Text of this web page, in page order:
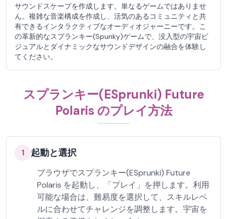
サウンドスケープを作成します。単なるゲームではありませ
ん。複雑な音楽構成を作成し、活気のあるコミュニティと共
有できるインタラクティブなオーディオジャーニーです。こ
の革新的なスプランキー(Spunky)ゲームで、没入型の宇宙ビ
ジュアルとダイナミックなサウンドデザインの融合を体験し
てください。
スプランキー(ESprunki) Future
Polaris のプレイ方法
1 起動と選択
ブラウザでスプランキー(ESprunki) Future
Polaris を起動し、「プレイ」を押します。利用
可能な場合は、難易度を選択して、スキルレベ
ルに合わせてチャレンジを調整します。宇宙を